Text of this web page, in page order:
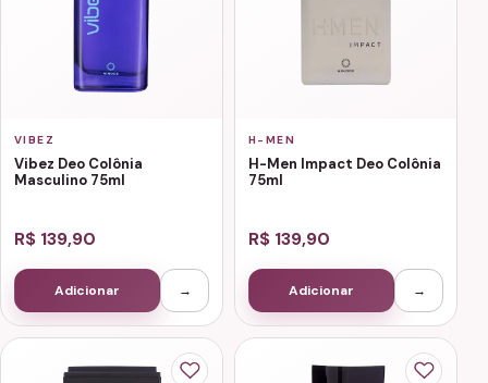
VIBEZ
Vibez Deo Colônia
Masculino 75ml
R$ 139,90
Adicionar →
H-MEN
H-Men Impact Deo Colônia
75ml
R$ 139,90
Adicionar →